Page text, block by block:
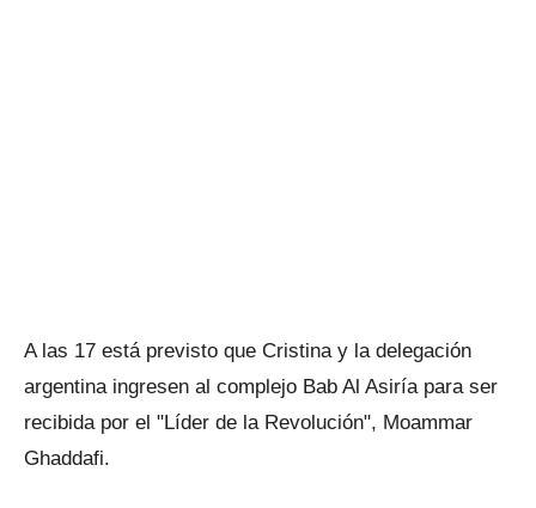
A las 17 está previsto que Cristina y la delegación
argentina ingresen al complejo Bab Al Asiría para ser
recibida por el "Líder de la Revolución", Moammar
Ghaddafi.